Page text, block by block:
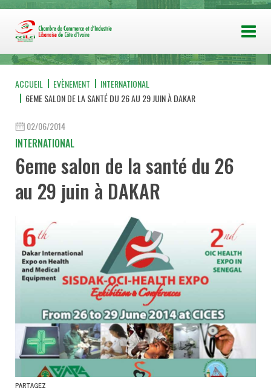
ACCUEIL EVÈNEMENT
INTERNATIONAL
6EME SALON DE LA SANTÉ DU 26 AU 29 JUIN À DAKAR
02/06/2014
INTERNATIONAL
6eme salon de la santé du 26
au 29 juin à DAKAR
PARTAGEZ